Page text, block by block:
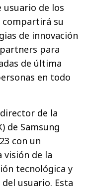
usuario de los
compartirá su
de innovación
para
de última
en todo
director de la
de Samsung
con un
visión de la
tecnológica y
usuario. Esta